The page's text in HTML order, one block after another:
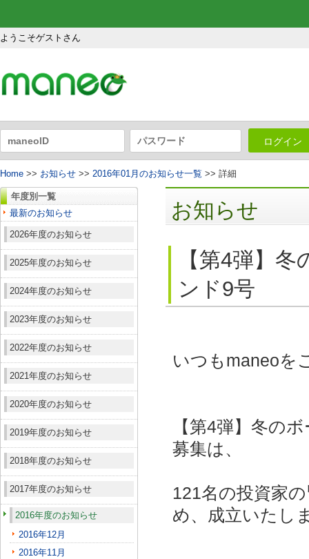
ようこそゲストさん
ログイン
Home >> お知らせ >> 2016年01月のお知らせ一覧 >> 詳細
年度別一覧
最新のお知らせ
2026年度のお知らせ
2025年度のお知らせ
2024年度のお知らせ
2023年度のお知らせ
2022年度のお知らせ
2021年度のお知らせ
2020年度のお知らせ
2019年度のお知らせ
2018年度のお知らせ
2017年度のお知らせ
2016年度のお知らせ
2016年12月
2016年11月
お知らせ
【第4弾】
ンド9号
いつもmaneoを
【第4弾】冬の
募集は、
121名の投資家
め、成立いたし